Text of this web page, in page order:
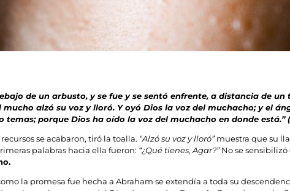
de un arbusto, y se fue y se sentó enfrente, a distancia de
alzó su voz y lloró. Y oyó Dios la voz del muchacho; y el
temas; porque Dios ha oído la voz del muchacho en donde está.”
se acabaron, tiró la toalla. “Alzó su voz y lloró”muestra que su
palabras hacia ella fueron: “¿Qué tienes, Agar?”No se sensibilizó
la promesa fue hecha a Abraham se extendía a toda su